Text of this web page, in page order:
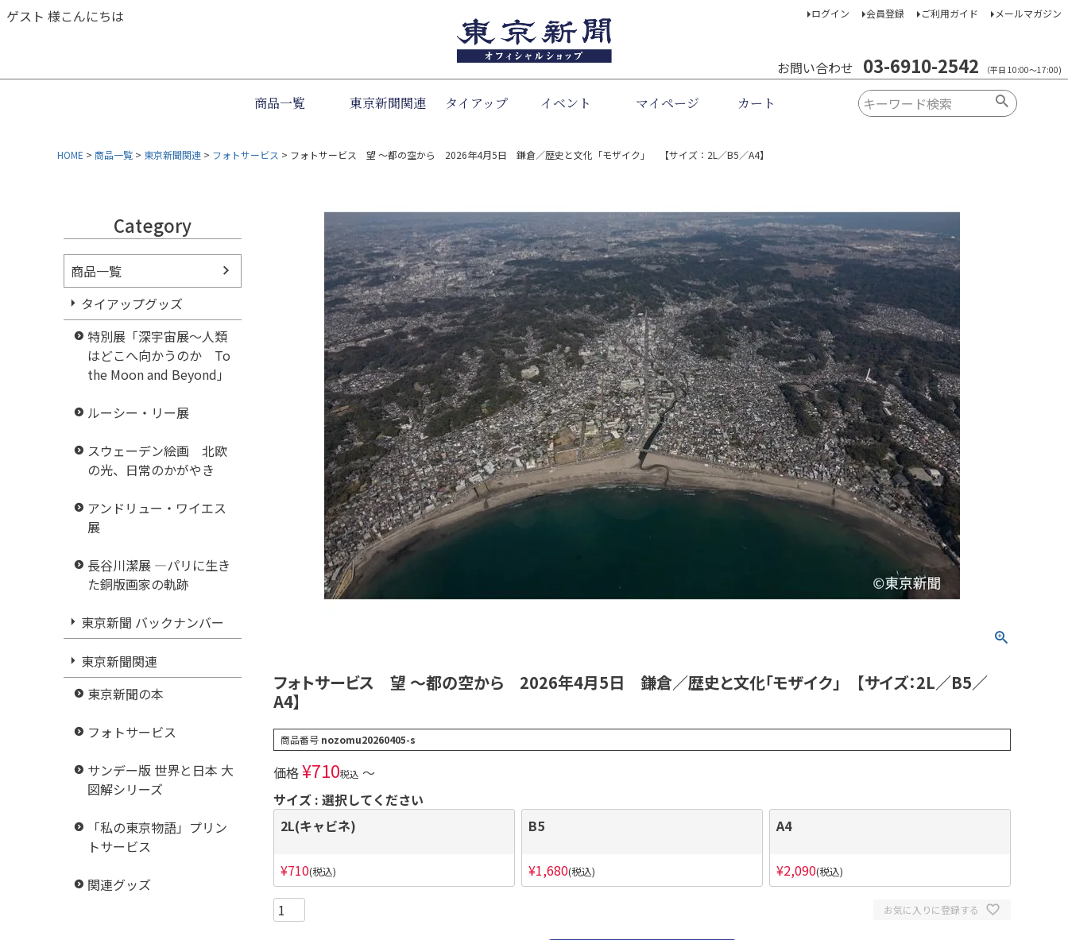
ゲスト 様こんにちは ログイン 会員登録 ご利用ガイド メールマガジン
お問い合わせ 03-6910-2542 （平日 10:00～17:00)
商品一覧 東京新聞関連 タイアップ イベント マイページ カート
HOME 商品一覧 東京新聞関連 フォトサービス フォトサービス 望 ～都の空から 2026年4月5日 鎌倉／歴史と文化「モザイク」 【サイズ：2L／B5／A4】
Category
商品一覧
タイアップグッズ
特別展「深宇宙展～人類
はどこへ向かうのか To
the Moon and Beyond」
ルーシー・リー展
スウェーデン絵画 北欧
の光、日常のかがやき
アンドリュー・ワイエス
展
長谷川潔展 ―パリに生き
た銅版画家の軌跡
東京新聞 バックナンバー
東京新聞関連
東京新聞の本
フォトサービス
サンデー版 世界と日本 大
図解シリーズ
「私の東京物語」プリン
トサービス
関連グッズ
フォトサービス 望 ～都の空から 2026年4月5日 鎌倉／歴史と文化「モザイク」 【サイズ：2L／B5／
A4】
商品番号 nozomu20260405-s
価格¥710税込 〜
サイズ 選択してください
2L(キャビネ)
¥710 税込
B5
¥1,680 税込
A4
¥2,090 税込
お気に入りに登録する